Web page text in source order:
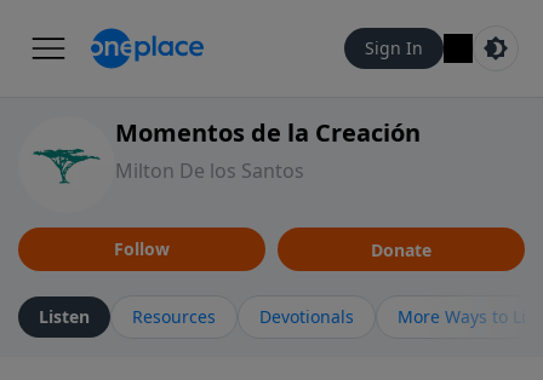
Sign In
Momentos de la Creación
Milton De los Santos
Follow Donate
Listen Resources Devotionals More Ways to